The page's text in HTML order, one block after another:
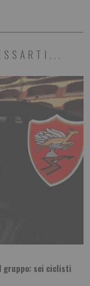
gruppo: sei ciclisti